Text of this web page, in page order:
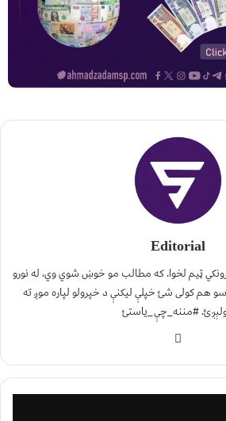
Editorial
ټیم لخوا. که مطالب مو خوښ شوي وي، له نورو
هم کولی شئ خپلې لیکنې د خپرولو لپاره موږ ته
#مننه_چې_یاستئ